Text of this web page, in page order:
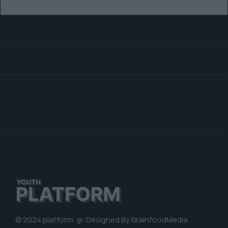
© 2024 platform. gr. Designed ByBrainfoodMedia